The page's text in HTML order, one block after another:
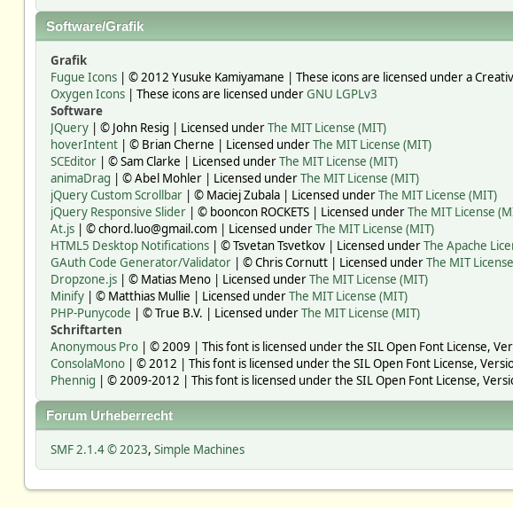
Software/Grafik
Grafik
Fugue Icons| © 2012 Yusuke Kamiyamane | These icons are licensed under a
Oxygen Icons| These icons are licensed underGNU LGPLv3
Software
JQuery| © John Resig | Licensed underThe MIT License (MIT)
hoverIntent| © Brian Cherne | Licensed underThe MIT License (MIT)
SCEditor| © Sam Clarke | Licensed underThe MIT License (MIT)
animaDrag | © Abel Mohler | Licensed underThe MIT License (MIT)
jQuery Custom Scrollbar| © Maciej Zubala | Licensed underThe MIT License (MIT)
jQuery Responsive Slider| © booncon ROCKETS | Licensed underThe MIT License
At.js| © chord.luo@gmail.com | Licensed underThe MIT License (MIT)
HTML5 Desktop Notifications| © Tsvetan Tsvetkov | Licensed underThe Apache
GAuth Code Generator/Validator| © Chris Cornutt | Licensed underThe MIT
Dropzone.js| © Matias Meno | Licensed underThe MIT License (MIT)
Minify| © Matthias Mullie | Licensed underThe MIT License (MIT)
PHP-Punycode | © True B.V. | Licensed underThe MIT License (MIT)
Schriftarten
Anonymous Pro| © 2009 | This font is licensed under the SIL Open Font License,
ConsolaMono| © 2012 | This font is licensed under the SIL Open Font License,
Phennig | © 2009-2012 | This font is licensed under the SIL Open Font License,
Forum Urheberrecht
SMF 2.1.4 © 2023, Simple Machines